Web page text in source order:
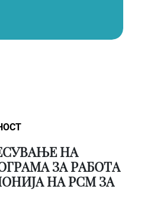
НА
ЗА РАБОТА
НА РСМ ЗА